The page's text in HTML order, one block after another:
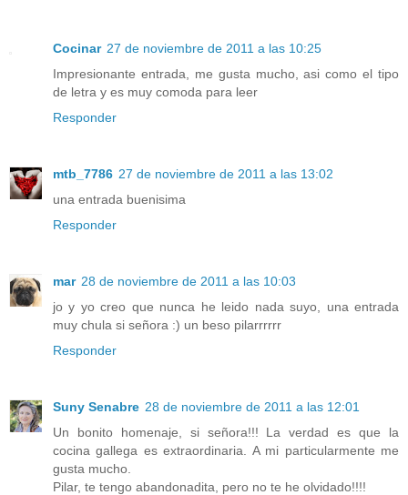
Cocinar 27 de noviembre de 2011 a las 10:25
Impresionante entrada, me gusta mucho, asi como el tipo
de letra y es muy comoda para leer
Responder
mtb_7786 27 de noviembre de 2011 a las 13:02
una entrada buenisima
Responder
mar 28 de noviembre de 2011 a las 10:03
jo y yo creo que nunca he leido nada suyo, una entrada
muy chula si señora :) un beso pilarrrrrr
Responder
Suny Senabre 28 de noviembre de 2011 a las 12:01
Un bonito homenaje, si señora!!! La verdad es que la
cocina gallega es extraordinaria. A mi particularmente me
gusta mucho.
Pilar, te tengo abandonadita, pero no te he olvidado!!!!